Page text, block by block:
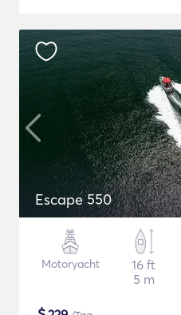
Escape 550
Motoryacht
16 ft
5 m